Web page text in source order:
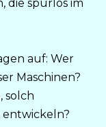
die spurlos im
auf: Wer
Maschinen?
solch